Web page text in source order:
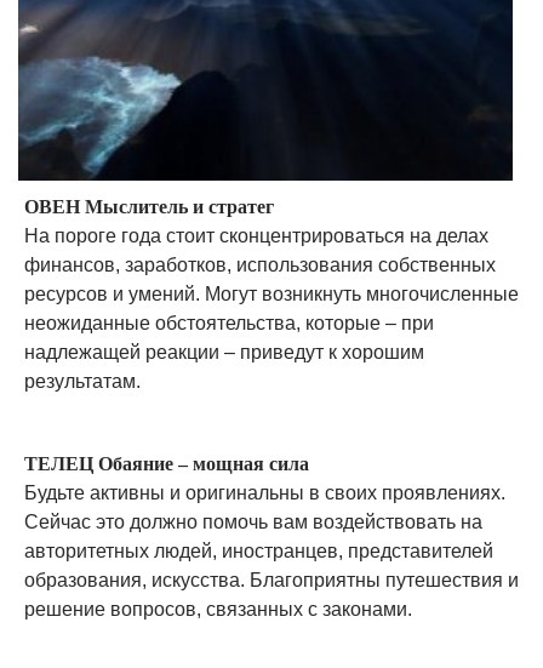
ОВЕН Мыслитель и стратег
На пороге года стоит сконцентрироваться на делах
финансов, заработков, использования собственных
ресурсов и умений. Могут возникнуть многочисленные
неожиданные обстоятельства, которые – при
надлежащей реакции – приведут к хорошим
результатам.
ТЕЛЕЦ Обаяние – мощная сила
Будьте активны и оригинальны в своих проявлениях.
Сейчас это должно помочь вам воздействовать на
авторитетных людей, иностранцев, представителей
образования, искусства. Благоприятны путешествия и
решение вопросов, связанных с законами.